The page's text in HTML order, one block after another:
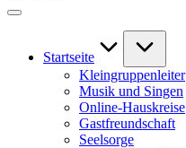
Startseite
Kleingruppenleiter
Musik und Singen
Online-Hauskreise
Gastfreundschaft
Seelsorge